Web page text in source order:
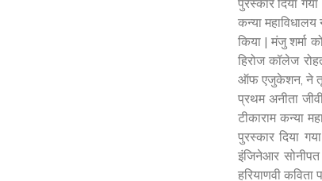
पुरस्कार दिया
कन्या
किया | मंजु शर्मा
हिरोज कॉलेज
ऑफ एजुकेशन, ने
प्रथम अनीता
टीकाराम कन्या
पुरस्कार दिया
इंजिनेआर सोनीपत
हरियाणवी